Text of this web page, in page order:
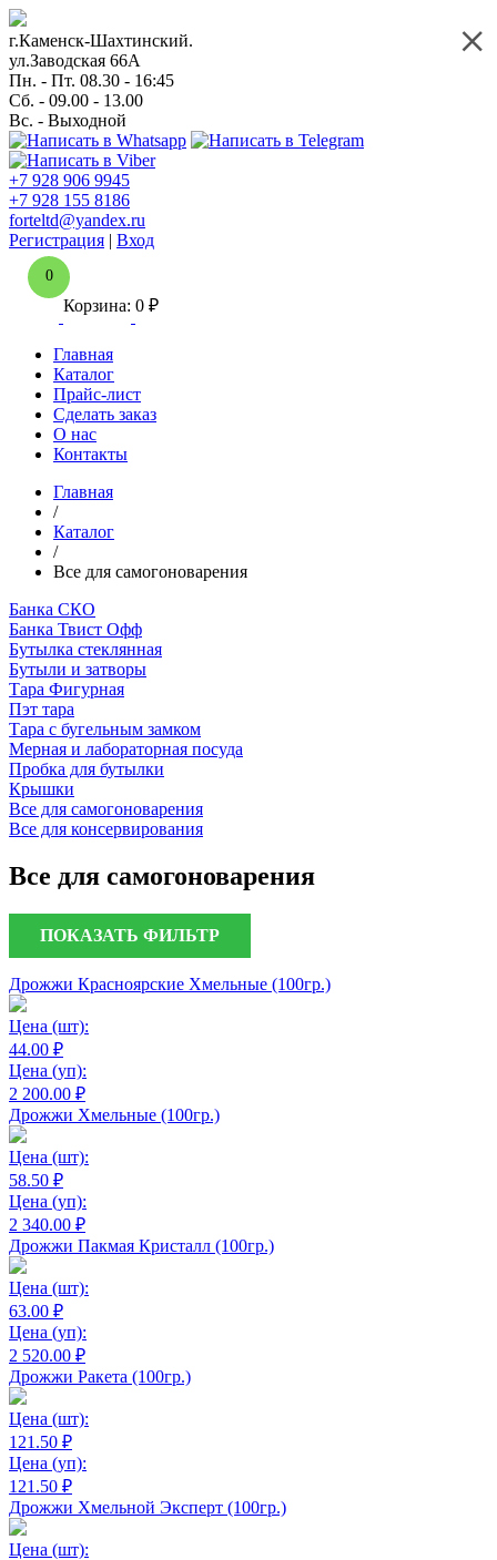
г.Каменск-Шахтинский.
ул.Заводская 66А
Пн. - Пт. 08.30 - 16:45
Сб. - 09.00 - 13.00
Вс. - Выходной
+7 928 906 9945
+7 928 155 8186
forteltd@yandex.ru
Регистрация | Вход
0
Корзина: 0 ₽
Главная
Каталог
Прайс-лист
Сделать заказ
О нас
Контакты
Главная
/
Каталог
/
Все для самогоноварения
Банка СКО
Банка Твист Офф
Бутылка стеклянная
Бутыли и затворы
Тара Фигурная
Пэт тара
Тара с бугельным замком
Мерная и лабораторная посуда
Пробка для бутылки
Крышки
Все для самогоноварения
Все для консервирования
Все для самогоноварения
ПОКАЗАТЬ ФИЛЬТР
Дрожжи Красноярские Хмельные (100гр.)
Цена (шт):
44.00 ₽
Цена (уп):
2 200.00 ₽
Дрожжи Хмельные (100гр.)
Цена (шт):
58.50 ₽
Цена (уп):
2 340.00 ₽
Дрожжи Пакмая Кристалл (100гр.)
Цена (шт):
63.00 ₽
Цена (уп):
2 520.00 ₽
Дрожжи Ракета (100гр.)
Цена (шт):
121.50 ₽
Цена (уп):
121.50 ₽
Дрожжи Хмельной Эксперт (100гр.)
Цена (шт):